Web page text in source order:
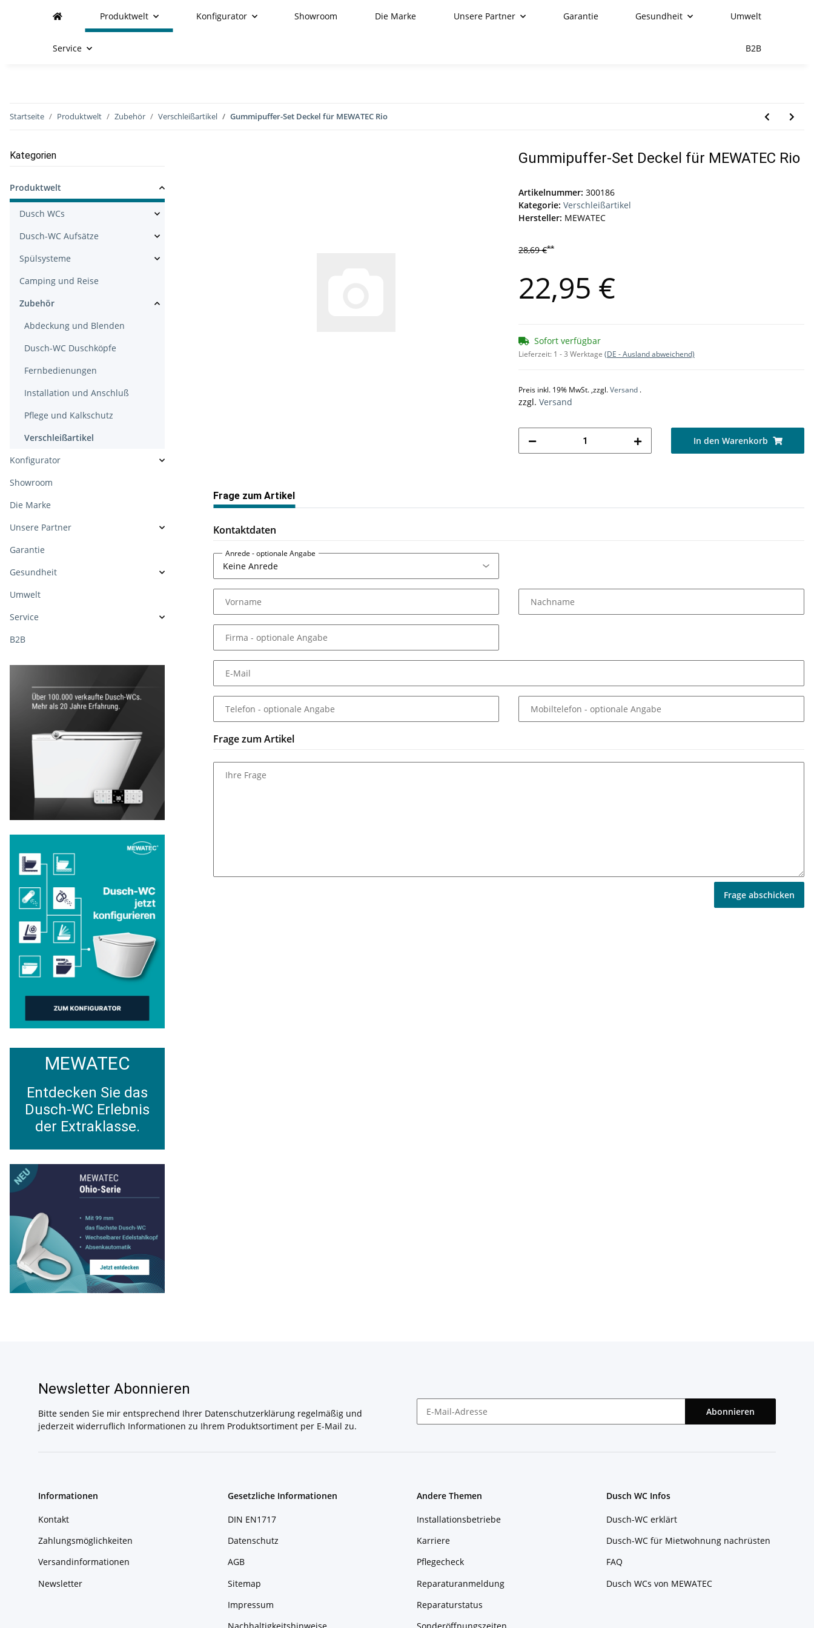
Produktwelt Konfigurator Showroom Die Marke Unsere Partner Garantie Gesundheit Umwelt
Service B2B
Startseite Produktwelt Zubehör Verschleißartikel Gummipuffer-Set Deckel für MEWATEC Rio
Gummipuffer-Set Deckel für MEWATEC Rio
Artikelnummer: 300186
Kategorie: Verschleißartikel
Hersteller: MEWATEC
28,69 €**
22,95 €
Sofort verfügbar
Lieferzeit: 1 - 3 Werktage (DE - Ausland abweichend)
Preis inkl. 19% MwSt. ,zzgl.Versand .
zzgl. Versand
In den Warenkorb
Frage zum Artikel
Kontaktdaten
Anrede - optionale Angabe
Vorname Nachname
Firma - optionale Angabe
E-Mail
Telefon - optionale Angabe Mobiltelefon - optionale Angabe
Frage zum Artikel
Ihre Frage
Frage abschicken
Kategorien
Produktwelt
Dusch WCs
Dusch-WC Aufsätze
Spülsysteme
Camping und Reise
Zubehör
Abdeckung und Blenden
Dusch-WC Duschköpfe
Fernbedienungen
Installation und Anschluß
Pflege und Kalkschutz
Verschleißartikel
Konfigurator
Showroom
Die Marke
Unsere Partner
Garantie
Gesundheit
Umwelt
Service
B2B
MEWATEC
Entdecken Sie das
Dusch-WC Erlebnis
der Extraklasse.
Newsletter Abonnieren
Bitte senden Sie mir entsprechend Ihrer Datenschutzerklärung regelmäßig und
jederzeit widerruflich Informationen zu Ihrem Produktsortiment per E-Mail zu.
Abonnieren
Informationen
Kontakt
Zahlungsmöglichkeiten
Versandinformationen
Newsletter
Gesetzliche Informationen
DIN EN1717
Datenschutz
AGB
Sitemap
Impressum
Andere Themen
Installationsbetriebe
Karriere
Pflegecheck
Reparaturanmeldung
Reparaturstatus
Dusch WC Infos
Dusch-WC erklärt
Dusch-WC für Mietwohnung nachrüsten
FAQ
Dusch WCs von MEWATEC